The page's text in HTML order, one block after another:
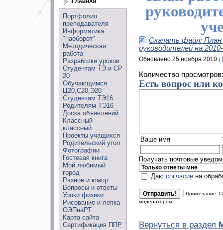
Портфолио
преподавателя
Информатика
"наоборот"
Методическая
работа
Разработки уроков
Студентам ТЭ и СР
20
Обучающимся
Ц20,С20,Э20
Студентам ТЭ16
Родителям ТЭ16
Доска объявлений
Классный
классный
Проекты учащихся
Родительский угол
Фотографии
Гостевая книга
Мой любимый
город
Разное и юмор
Вопросы и ответы
Уроки физики
Рисование и лепка
ОЭПнаРТ
Карта сайта
Сертификация ППР
Скачать файл:
руководителей на
Обновлено 25 ноября 2010
Количество
Есть вопрос или
Ваше имя
Получать почтовые
Даю согласие на
Примечание.
модератором.
Вернуться в раздел